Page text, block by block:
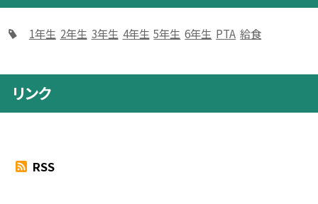
1年生 2年生 3年生 4年生 5年生 6年生 PTA 給食
リンク
RSS